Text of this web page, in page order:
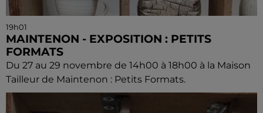
19h01
MAINTENON - EXPOSITION : PETITS
FORMATS
Du 27 au 29 novembre de 14h00 à 18h00 à la Maison
Tailleur de Maintenon : Petits Formats.